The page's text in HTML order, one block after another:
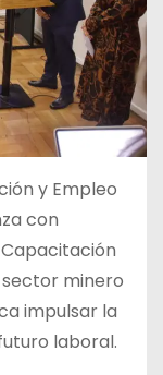
y Empleo
con
minero
impulsar la
laboral.